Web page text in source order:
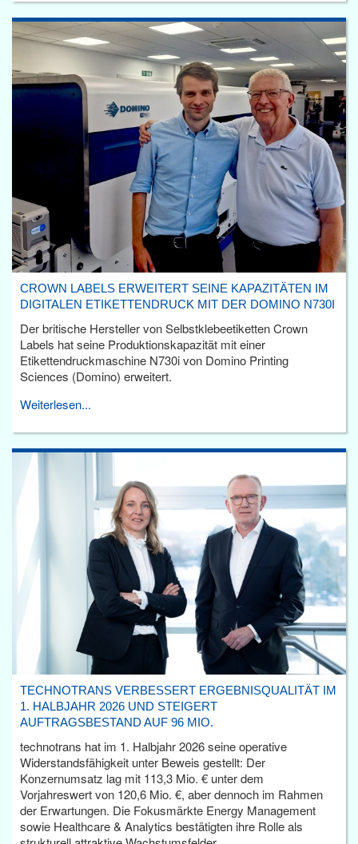
CROWN LABELS ERWEITERT SEINE KAPAZITÄTEN IM
DIGITALEN ETIKETTENDRUCK MIT DER DOMINO N730I
Der britische Hersteller von Selbstklebeetiketten Crown
Labels hat seine Produktionskapazität mit einer
Etikettendruckmaschine N730i von Domino Printing
Sciences (Domino) erweitert.
Weiterlesen...
TECHNOTRANS VERBESSERT ERGEBNISQUALITÄT IM
1. HALBJAHR 2026 UND STEIGERT
AUFTRAGSBESTAND AUF 96 MIO.
technotrans hat im 1. Halbjahr 2026 seine operative
Widerstandsfähigkeit unter Beweis gestellt: Der
Konzernumsatz lag mit 113,3 Mio. € unter dem
Vorjahreswert von 120,6 Mio. €, aber dennoch im Rahmen
der Erwartungen. Die Fokusmärkte Energy Management
sowie Healthcare & Analytics bestätigten ihre Rolle als